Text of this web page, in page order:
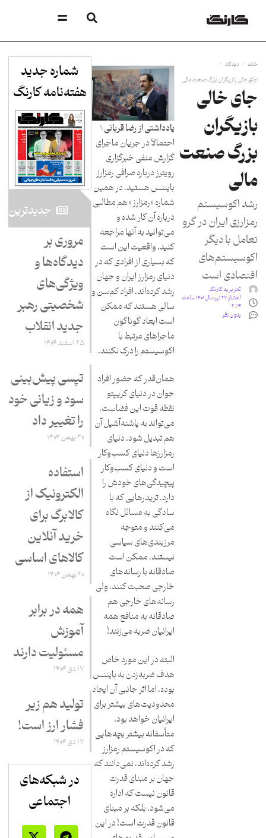
خانه / دیدگاه /
جای خالی بازیگران بزرگ صنعت مالی
جای خالی
بازیگران
بزرگ صنعت
مالی
رشد اکوسیستم
رمزارزی ایران در گرو
تعامل با دیگر
اکوسیستم‌های
اقتصادی است
تحریریه کارنگ
انتشار:
۲۷ تیر سال ۱۴۰۱ ساعت
۳:۱۴
بدون نظر
یادداشتی از رضا قربانی\
احتمالاً در جریان ماجرای
گزارش منفی خبرگزاری
رویترز درباره صرافی رمزارز
بایننس هستید. در همین
شماره «رمزارز» هم مطالبی
درباره آن کار شده و
می‌توانید به آنها مراجعه
کنید. واقعیت این است
که بسیاری از افرادی که در
دنیای رمزارز ایران و جهان
رشد کرده‌اند، افراد کم‌سن و
سالی هستند که ممکن
است ابعاد گوناگون
ماجراهای مرتبط با
اکوسیستم را درک نکنند.
همان‌قدر که حضور افراد
جوان در دنیای کریپتو
نقطه قوت این فضاست،
می‌تواند به پاشنه‌آشیل آن
هم تبدیل شود. دنیای
رمزارزها دنیای کسب‌وکار
است و دنیای کسب‌وکار
پیچیدگی‌های خودش را
دارد. تریدرهایی که با
سادگی به مسائل نگاه
می‌کنند و متوجه
مرزبندی‌های سیاسی
نیستند، ممکن است
صادقانه با رسانه‌های
خارجی صحبت کنند، ولی
رسانه‌های خارجی هم
صادقانه به منافع همه
ایرانیان ضربه می‌زنند!
البته در این مورد خاص
هدف ضربه‌زدن به بایننس
بوده، اما اثر جانبی آن ایجاد
محدودیت‌های بیشتر برای
ایرانیان خواهد بود.
متأسفانه بیشتر بچه‌هایی
که در اکوسیستم رمزارز
رشد کرده‌اند، نمی‌دانند که
جهان بر مبنای قدرت
قانون نیست که اداره
می‌شود، بلکه بر مبنای
قانون قدرت است! در این
شماره جدید
هفته‌نامه کارنگ​
جدید‌ترین
مروری بر
دیدگاه‌ها و
ویژگی‌های
شخصیتی رهبر
جدید انقلاب
۲۵ اسفند ۱۴۰۴
تپسی پیش‌بینی
سود و زیانی خود
را تغییر داد
۳۰ بهمن ۱۴۰۴
استفاده
الکترونیک از
کالابرگ برای
خرید آنلاین
کالاهای اساسی
۲۰ بهمن ۱۴۰۴
همه در برابر
آموزش
مسئولیت دارند
۱۷ دی ۱۴۰۴
تولید هم زیر
فشار ارز است!
۱۷ دی ۱۴۰۴
در شبکه‌های
اجتماعی